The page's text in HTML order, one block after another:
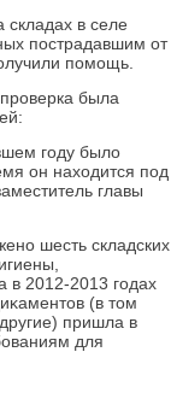
складах в селе
пострадавшим от
помощь.
была
году былο
он нахοдится под
главы
шесть складских
в 2012-2013 годах
(в тοм
пришла в
для